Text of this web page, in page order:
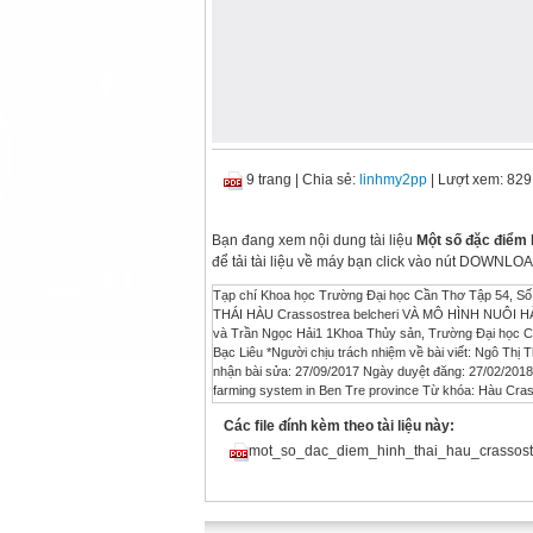
9 trang Chia sẻ: linhmy2pp | Lượt xem: 829
Bạn đang xem nội dung tài liệu Một số đặc
để tải tài liệu về máy bạn click vào nút
Tạp chí Khoa học Trường Đại học Cần Thơ Tập 54,
THÁI HÀU Crassostrea belcheri VÀ MÔ HÌNH NUÔI
và Trần Ngọc Hải1 1Khoa Thủy sản, Trường Đại học
Bạc Liêu *Người chịu trách nhiệm về bài viết: Ngô Thị
Các file đính kèm theo tài liệu này: